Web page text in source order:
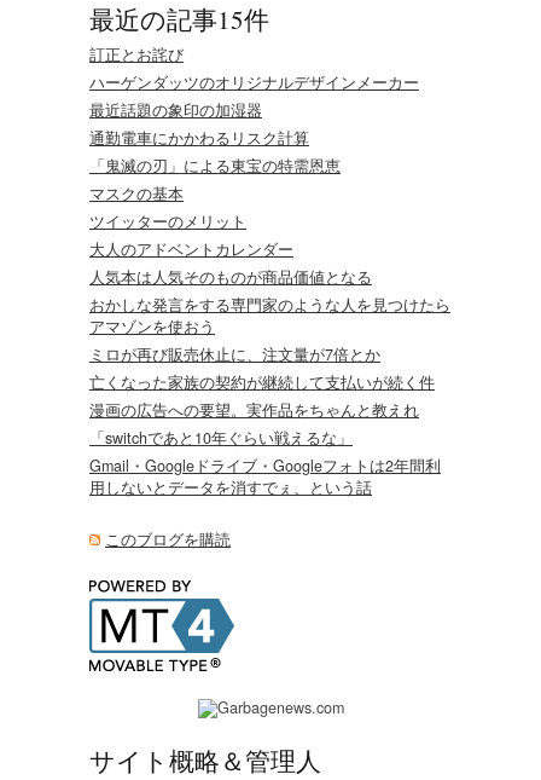
最近の記事15件
訂正とお詫び
ハーゲンダッツのオリジナルデザインメーカー
最近話題の象印の加湿器
通勤電車にかかわるリスク計算
「鬼滅の刃」による東宝の特需恩恵
マスクの基本
ツイッターのメリット
大人のアドベントカレンダー
人気本は人気そのものが商品価値となる
おかしな発言をする専門家のような人を見つけたら
アマゾンを使おう
ミロが再び販売休止に、注文量が7倍とか
亡くなった家族の契約が継続して支払いが続く件
漫画の広告への要望。実作品をちゃんと教えれ
「switchであと10年ぐらい戦えるな」
Gmail・Googleドライブ・Googleフォトは2年間利
用しないとデータを消すでぇ、という話
このブログを購読
サイト概略＆管理人